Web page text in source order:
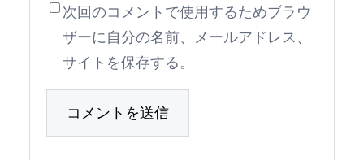
次回のコメントで使用するためブラウ
ザーに自分の名前、メールアドレス、
サイトを保存する。